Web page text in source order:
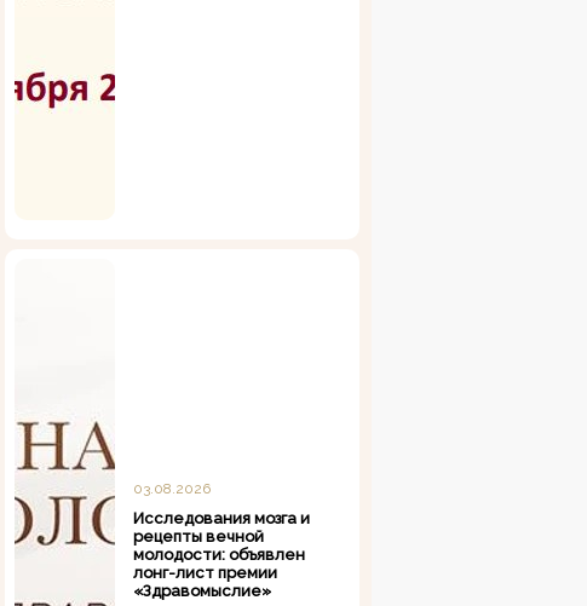
03.08.2026
Исследования мозга и
рецепты вечной
молодости: объявлен
лонг-лист премии
«Здравомыслие»